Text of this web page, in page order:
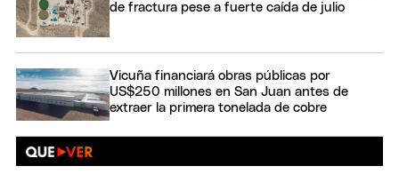
de fractura pese a fuerte caída de julio
Vicuña financiará obras públicas por
US$250 millones en San Juan antes de
extraer la primera tonelada de cobre